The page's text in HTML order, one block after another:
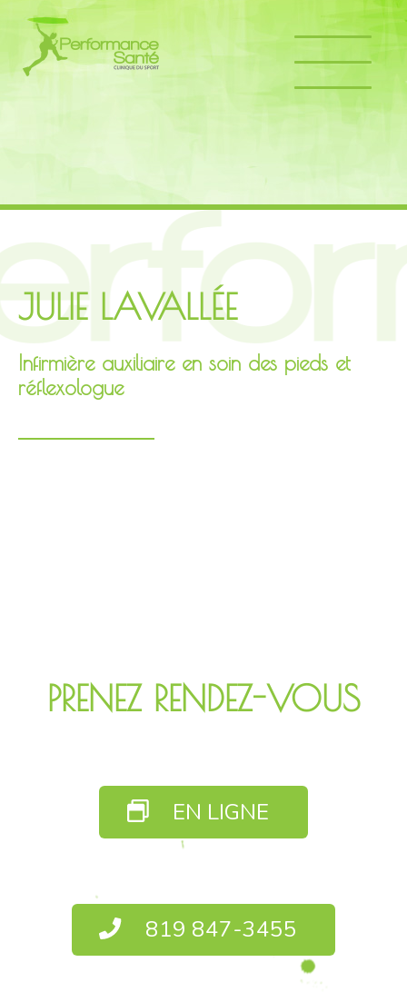
JULIE LAVALLÉE
Infirmière auxiliaire en soin des pieds et
réflexologue
PRENEZ RENDEZ-VOUS
EN LIGNE
819 847-3455